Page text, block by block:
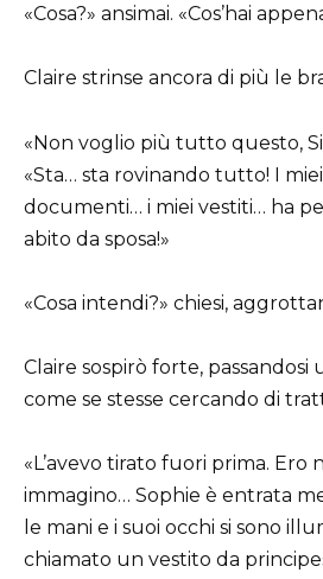
«Cosa?» ansimai. «Cos’hai
Claire strinse ancora di più le
«Non voglio più tutto questo,
«Sta… sta rovinando tutto! I
documenti… i miei vestiti… ha
abito da sposa!»
«Cosa intendi?» chiesi,
Claire sospirò forte, passandosi
come se stesse cercando di
«L’avevo tirato fuori prima. Ero
immagino… Sophie è entrata
le mani e i suoi occhi si sono
chiamato un vestito da